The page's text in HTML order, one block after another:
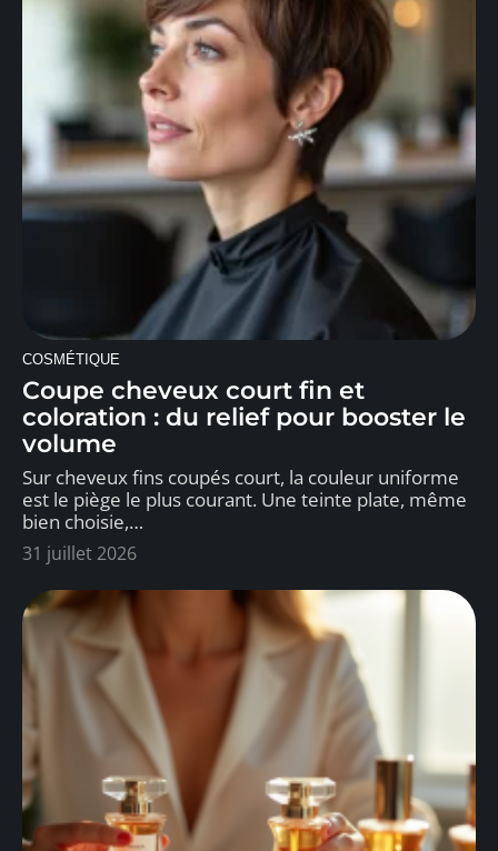
COSMÉTIQUE
Coupe cheveux court fin et
coloration : du relief pour booster le
volume
Sur cheveux fins coupés court, la couleur uniforme
est le piège le plus courant. Une teinte plate, même
bien choisie,…
31 juillet 2026